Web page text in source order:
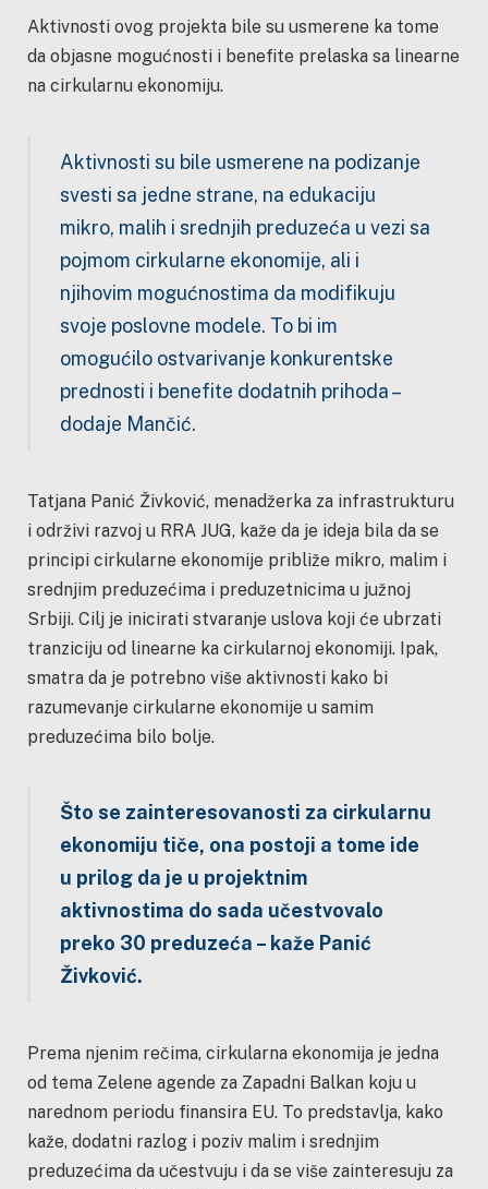
Aktivnosti ovog projekta bile su usmerene ka tome
da objasne mogućnosti i benefite prelaska sa linearne
na cirkularnu ekonomiju.
Aktivnosti su bile usmerene na podizanje
svesti sa jedne strane, na edukaciju
mikro, malih i srednjih preduzeća u vezi sa
pojmom cirkularne ekonomije, ali i
njihovim mogućnostima da modifikuju
svoje poslovne modele. To bi im
omogućilo ostvarivanje konkurentske
prednosti i benefite dodatnih prihoda –
dodaje Mančić.
Tatjana Panić Živković, menadžerka za infrastrukturu
i održivi razvoj u RRA JUG, kaže da je ideja bila da se
principi cirkularne ekonomije približe mikro, malim i
srednjim preduzećima i preduzetnicima u južnoj
Srbiji. Cilj je inicirati stvaranje uslova koji će ubrzati
tranziciju od linearne ka cirkularnoj ekonomiji. Ipak,
smatra da je potrebno više aktivnosti kako bi
razumevanje cirkularne ekonomije u samim
preduzećima bilo bolje.
Što se zainteresovanosti za cirkularnu
ekonomiju tiče, ona postoji a tome ide
u prilog da je u projektnim
aktivnostima do sada učestvovalo
preko 30 preduzeća – kaže Panić
Živković.
Prema njenim rečima, cirkularna ekonomija je jedna
od tema Zelene agende za Zapadni Balkan koju u
narednom periodu finansira EU. To predstavlja, kako
kaže, dodatni razlog i poziv malim i srednjim
preduzećima da učestvuju i da se više zainteresuju za